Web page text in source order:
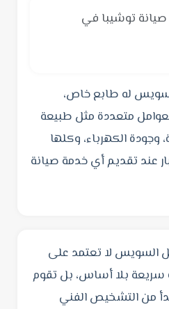
توشيبا في
له طابع خاص،
بعوامل متعددة مثل طبيعة
وجودة الكهرباء، وكلها
عند تقديم أي خدمة صيانة
السويس لا تعتمد على
سريعة بلا أساس، بل تقوم
من التشخيص الفني